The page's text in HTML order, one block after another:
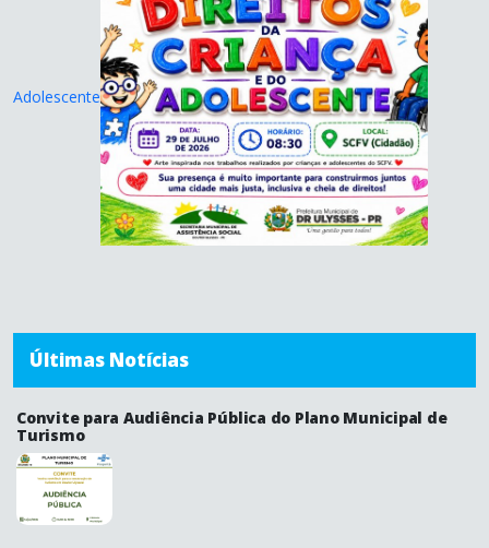
Adolescente
Últimas Notícias
Convite para Audiência Pública do Plano Municipal de
Turismo